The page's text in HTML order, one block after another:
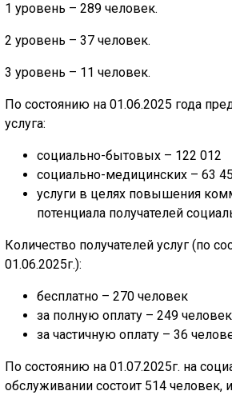
1 уровень – 289 человек.
2 уровень – 37 человек.
3 уровень – 11 человек.
По состоянию на 01.06.2025 года
услуга:
социально-бытовых – 122 012
социально-медицинских – 63
услуги в целях повышения
потенциала получателей
Количество получателей услуг (по
01.06.2025г.):
бесплатно – 270 человек
за полную оплату – 249 человек
за частичную оплату – 36
По состоянию на 01.07.2025г. на
обслуживании состоит 514 человек,